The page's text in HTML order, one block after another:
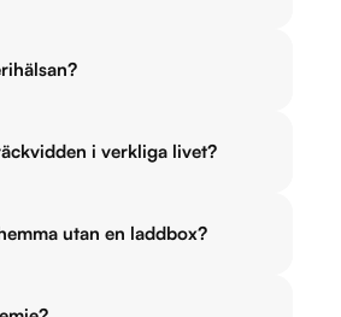
i verkliga livet?
utan en laddbox?